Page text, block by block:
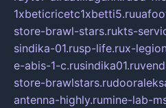
1xbeticricetc1xbetti5.ru
store-brawl-stars.rukts-
sindika-01.rusp-life.rux-
e-abis-1-c.rusindika01.ru
store-brawlstars.ru
antenna-highly.rumine-lab-